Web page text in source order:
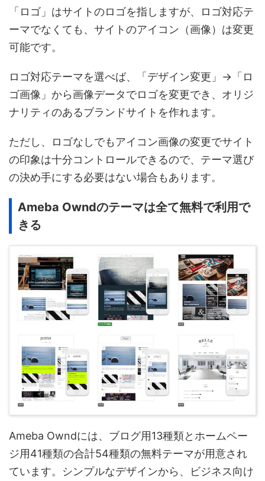
「ロゴ」はサイトのロゴを指しますが、ロゴ対応テ
ーマでなくても、サイトのアイコン（画像）は変更
可能です。
ロゴ対応テーマを選べば、「デザイン変更」→「ロ
ゴ画像」から画像データでロゴを変更でき、オリジ
ナリティのあるブランドサイトを作れます。
ただし、ロゴなしでもアイコン画像の変更でサイト
の印象は十分コントロールできるので、テーマ選び
の決め手にする必要はない場合もあります。
Ameba Owndのテーマは全て無料で利用で
きる
Ameba Owndには、ブログ用13種類とホームペー
ジ用41種類の合計54種類の無料テーマが用意され
ています。シンプルなデザインから、ビジネス向け